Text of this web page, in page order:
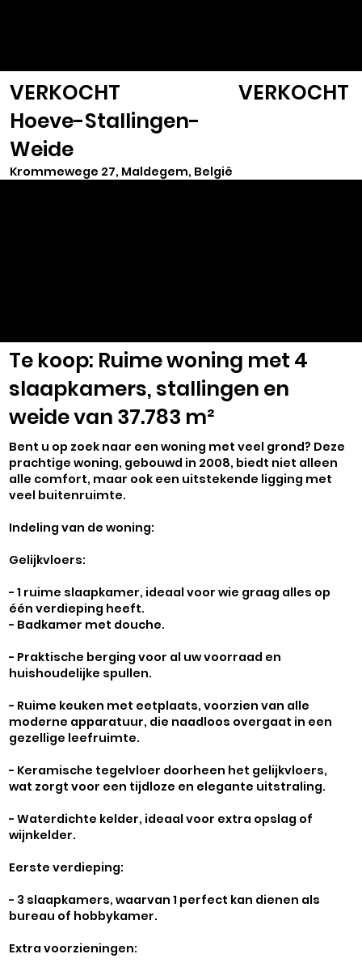
VERKOCHT
VERKOCHT
Hoeve-Stallingen-
Weide
Krommewege 27, Maldegem, België
Te koop: Ruime woning met 4
slaapkamers, stallingen en
weide van 37.783 m²
Bent u op zoek naar een woning met veel grond? Deze
prachtige woning, gebouwd in 2008, biedt niet alleen
alle comfort, maar ook een uitstekende ligging met
veel buitenruimte.
Indeling van de woning:
Gelijkvloers:
- 1 ruime slaapkamer, ideaal voor wie graag alles op
één verdieping heeft.
- Badkamer met douche.
- Praktische berging voor al uw voorraad en
huishoudelijke spullen.
- Ruime keuken met eetplaats, voorzien van alle
moderne apparatuur, die naadloos overgaat in een
gezellige leefruimte.
- Keramische tegelvloer doorheen het gelijkvloers,
wat zorgt voor een tijdloze en elegante uitstraling.
- Waterdichte kelder, ideaal voor extra opslag of
wijnkelder.
Eerste verdieping:
- 3 slaapkamers, waarvan 1 perfect kan dienen als
bureau of hobbykamer.
Extra voorzieningen: